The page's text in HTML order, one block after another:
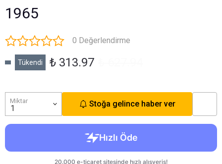
1965
0 Değerlendirme
Tükendi ₺ 313.97
Miktar Stoğa gelince haber ver